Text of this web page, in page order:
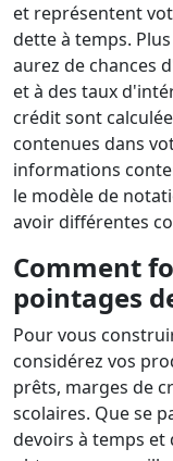
et représentent
dette à temps.
aurez de chances
et à des taux
crédit sont
contenues dans
informations
le modèle de
avoir différentes
Comment
pointages
Pour vous
considérez vos
prêts, marges de
scolaires. Que se
devoirs à temps et